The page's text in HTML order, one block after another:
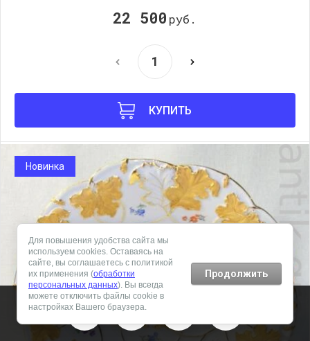
22 500 руб.
КУПИТЬ
Новинка
Для повышения удобства сайта мы
используем cookies. Оставаясь на
сайте, вы соглашаетесь с политикой
их применения (обработки
персональных данных). Вы всегда
можете отключить файлы cookie в
настройках Вашего браузера.
Продолжить